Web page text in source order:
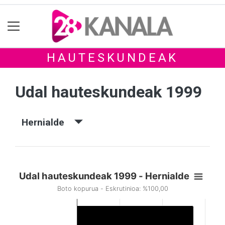
HAUTESKUNDEAK
Udal hauteskundeak 1999
Hernialde
Udal hauteskundeak 1999 - Hernialde
Boto kopurua - Eskrutinioa: %100,00